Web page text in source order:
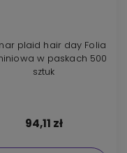
plaid hair day Folia
w paskach 500
sztuk
94,11 zł